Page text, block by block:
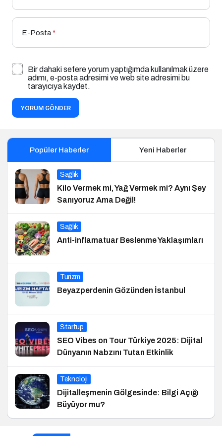
E-Posta*
Bir dahaki sefere yorum yaptığımda kullanılmak üzere
adımı, e-posta adresimi ve web site adresimi bu
tarayıcıya kaydet.
YORUM GÖNDER
Popüler Haberler Yeni Haberler
Sağlık
Kilo Vermek mi, Yağ Vermek mi? Aynı Şey
Sanıyoruz Ama Değil!
Sağlık
Anti-inflamatuar Beslenme Yaklaşımları
Turizm
Beyazperdenin Gözünden İstanbul
Startup
SEO Vibes on Tour Türkiye 2025: Dijital
Dünyanın Nabzını Tutan Etkinlik
Teknoloji
Dijitalleşmenin Gölgesinde: Bilgi Açığı
Büyüyor mu?